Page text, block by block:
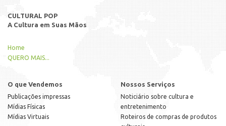
CULTURAL POP
A Cultura em Suas Mãos
Home
QUERO MAIS...
O que Vendemos
Publicações impressas
Mídias Físicas
Mídias Virtuais
Nossos Serviços
Noticiário sobre cultura e
entretenimento
Roteiros de compras de produtos